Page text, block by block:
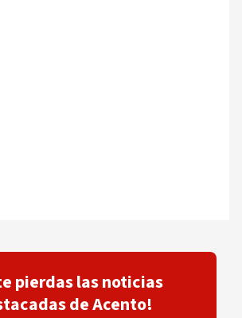
pierdas las noticias
de Acento!